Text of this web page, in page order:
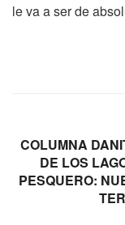
le va a ser de
COLUMNA
DE LOS
PESQUERO: